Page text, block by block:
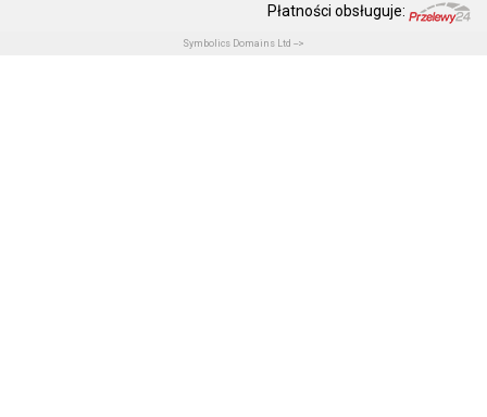
Płatności obsługuje:
Symbolics Domains Ltd -->